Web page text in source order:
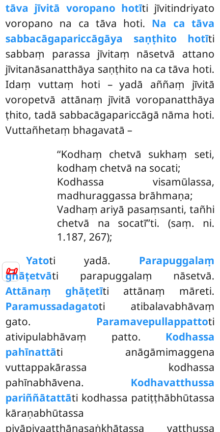
📜
tāva jīvitā voropano hotīti jīvitindriyato
voropano na ca tāva hoti. Na ca tāva
sabbacāgapariccāgāya saṇṭhito hotīti
sabbaṃ parassa jīvitaṃ nāsetvā attano
jīvitanāsanatthāya saṇṭhito na ca tāva hoti.
Idaṃ vuttaṃ hoti – yadā aññaṃ jīvitā
voropetvā attānaṃ jīvitā voropanatthāya
ṭhito, tadā sabbacāgapariccāgā nāma hoti.
Vuttañhetaṃ bhagavatā –
‘‘Kodhaṃ chetvā sukhaṃ seti,
kodhaṃ chetvā na socati;
Kodhassa visamūlassa,
madhuraggassa brāhmaṇa;
Vadhaṃ ariyā pasaṃsanti, tañhi
chetvā na socatī’’ti. (saṃ. ni.
1.187, 267);
Yatoti yadā. Parapuggalaṃ
ghāṭetvāti parapuggalaṃ nāsetvā.
Attānaṃ ghāṭetīti attānaṃ māreti.
Paramussadagatoti atibalavabhāvaṃ
gato. Paramavepullappattoti
ativipulabhāvaṃ patto. Kodhassa
pahīnattāti anāgāmimaggena
vuttappakārassa kodhassa
pahīnabhāvena. Kodhavatthussa
pariññātattāti kodhassa patiṭṭhābhūtassa
kāraṇabhūtassa
piyāpiyaaṭṭhānasaṅkhātassa vatthussa